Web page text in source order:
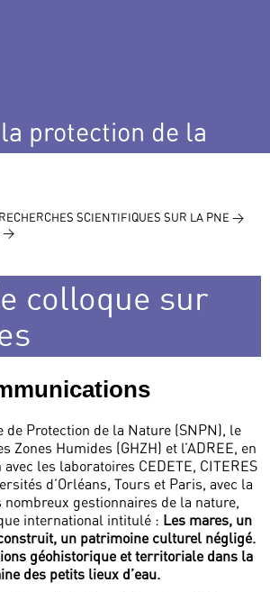
protection de la
SCIENTIFIQUES SUR LA PNE >
>
colloque sur
de Protection de la Nature (SNPN), le
Zones Humides (GHZH) et l’ADREE, en
les laboratoires CEDETE, CITERES
d’Orléans, Tours et Paris, avec la
gestionnaires de la nature,
international intitulé : Les mares, un
un patrimoine culturel négligé.
géohistorique et territoriale dans la
des petits lieux d’eau.